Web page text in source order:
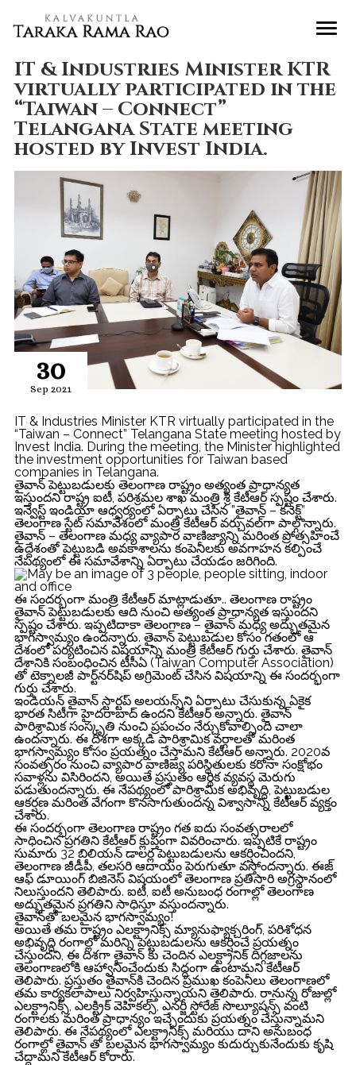
IT & Industries Minister KTR
virtually participated in the
“Taiwan – Connect”
Telangana State meeting
hosted by Invest India.
30
Sep 2021
IT & Industries Minister KTR virtually participated in the
“Taiwan – Connect” Telangana State meeting hosted by
Invest India. During the meeting, the Minister highlighted
the investment opportunities for Taiwan based
companies in Telangana.
తైవాన్ పెట్టుబడుల‌కు తెలంగాణ రాష్ట్రం అత్యంత ప్రాధాన్య‌త
ఇస్తుంద‌ని రాష్ట్ర ఐటీ, ప‌రిశ్ర‌మ‌ల శాఖ మంత్రి శ్రీ కేటీఆర్ స్ప‌ష్టం చేశారు.
ఇన్వెస్ట్ ఇండియా ఆధ్వ‌ర్యంలో ఏర్పాటు చేసిన ”తైవాన్ – కనెక్ట్”
తెలంగాణ స్టేట్ స‌మావేశంలో మంత్రి కేటీఆర్ వ‌ర్చువ‌ల్‌గా పాల్గొన్నారు.
తైవాన్ – తెలంగాణ మధ్య వ్యాపార వాణిజ్యాన్ని మ‌రింత‌ ప్రోత్సహించే
ఉద్దేశంతో పెట్టుబడి అవకాశాలను కంపెనీలకు అవగాహన కల్పించే
నేపథ్యంలో ఈ సమావేశాన్ని ఏర్పాటు చేయడం జరిగింది.
ఈ సంద‌ర్భంగా మంత్రి కేటీఆర్ మాట్లాడుతూ.. తెలంగాణ రాష్ట్రం
తైవాన్ పెట్టుబడులకు ఆది నుంచి అత్యంత ప్రాధాన్యత ఇస్తుందని
స్ప‌ష్టం చేశారు. ఇప్పటిదాకా తెలంగాణ – తైవాన్ మధ్య అద్భుతమైన
భాగస్వామ్యం ఉందన్నారు. తైవాన్ పెట్టుబడుల కోసం గ‌తంలో ఆ
దేశంలో పర్యటించిన విషయాన్ని మంత్రి కేటీఆర్ గుర్తు చేశారు. తైవాన్
దేశానికి సంబంధించిన టీసీఏ (Taiwan Computer Association)
తో టెక్నాలజీ పార్ట్‌న‌ర్‌షిప్‌ అగ్రిమెంట్ చేసిన విషయాన్ని ఈ సందర్భంగా
గుర్తు చేశారు.
ఇండియన్ తైవాన్ స్టార్టప్ అలయన్స్‌ని ఏర్పాటు చేసుకున్న ఏకైక
భారత సిటీగా హైదరాబాద్ ఉందని కేటీఆర్ అన్నారు. తైవాన్
పారిశ్రామిక సంస్కృతి నుంచి ప్రపంచం నేర్చుకోవాల్సింది చాలా
ఉంద‌న్నారు. ఈ దిశగా అక్కడి పారిశ్రామిక వర్గాలతో మరింత
భాగస్వామ్యం కోసం ప్రయత్నం చేస్తామని కేటీఆర్ అన్నారు. 2020వ
సంవత్సరం నుంచి వ్యాపార వాణిజ్య పరిస్థితులకు కరోనా సంక్షోభం
సవాళ్లను విసిరిందని, అయితే ప్రస్తుతం ఆర్థిక వ్యవస్థ మెరుగు
పడుతుందన్నారు. ఈ నేపథ్యంలో పారిశ్రామిక అభివృద్ధి, పెట్టుబడుల
ఆకర్షణ మరింత వేగంగా కొనసాగుతుందన్న విశ్వాసాన్ని కేటీఆర్ వ్యక్తం
చేశారు.
ఈ సందర్భంగా తెలంగాణ రాష్ట్రం గత ఐదు సంవత్సరాలలో
సాధించిన ప్రగతిని కేటీఆర్ క్లుప్తంగా వివరించారు. ఇప్పటికే రాష్ట్రం
సుమారు 32 బిలియన్ డాలర్ల పెట్టుబడులను ఆకర్షించిందని,
తెలంగాణ జీడీపీ, తలసరి ఆదాయం పెరుగుతూ వస్తోందన్నారు. ఈజ్
ఆఫ్ డూయింగ్ బిజినెస్ విషయంలో తెలంగాణ ప్ర‌తిసారి అగ్రస్థానంలో
నిలుస్తుందని తెలిపారు. ఐటీ, ఐటీ అనుబంధ రంగాల్లో తెలంగాణ
అద్భుతమైన ప్రగతిని సాధిస్తూ వస్తుందన్నారు.
తైవాన్‌తో బ‌ల‌మైన భాగ‌స్వామ్యం!
అయితే తమ రాష్ట్రం ఎలక్ట్రానిక్స్ మ్యానుఫ్యాక్చరింగ్‌, పరిశోధన
అభివృద్ధి రంగాల్లో మరిన్ని పెట్టుబడులను ఆకర్షించే ప్రయత్నం
చేస్తుందని, ఈ దిశగా తైవాన్ కు చెందిన ఎలక్ట్రానిక్ దిగ్గజాలను
తెలంగాణలోకి ఆహ్వానించేందుకు సిద్ధంగా ఉంటామని కేటీఆర్
తెలిపారు. ప్రస్తుతం తైవాన్‌కి చెందిన ప్రముఖ కంపెనీలు తెలంగాణలో
తమ కార్యకలాపాలు నిర్వహిస్తున్నాయని తెలిపారు. రానున్న రోజుల్లో
ఎలక్ట్రానిక్స్, ఎలక్ట్రిక్ వెహికల్స్, ఎనర్జీ స్టోరేజ్ సొల్యూషన్స్ వంటి
రంగాలకు మరింత ప్రాధాన్యం ఇచ్చేందుకు ప్రయత్నం చేస్తున్నామని
తెలిపారు. ఈ నేపథ్యంలో ఎలక్ట్రానిక్స్ మరియు దాని అనుబంధ
రంగాల్లో తైవాన్ తో బలమైన భాగస్వామ్యం కుదుర్చుకునేందుకు కృషి
చేద్దామని కేటీఆర్ కోరారు.